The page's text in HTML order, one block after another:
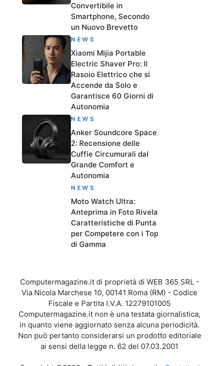
Convertibile in
Smartphone, Secondo
un Nuovo Brevetto
NEWS
Xiaomi Mijia Portable
Electric Shaver Pro: Il
Rasoio Elettrico che si
Accende da Solo e
Garantisce 60 Giorni di
Autonomia
NEWS
Anker Soundcore Space
2: Recensione delle
Cuffie Circumurali dal
Grande Comfort e
Autonomia
NEWS
Moto Watch Ultra:
Anteprima in Foto Rivela
Caratteristiche di Punta
per Competere con i Top
di Gamma
Computermagazine.it di proprietà di WEB 365 SRL -
Via Nicola Marchese 10, 00141 Roma (RM) - Codice
Fiscale e Partita I.V.A. 12279101005
Computermagazine.it non è una testata giornalistica,
in quanto viene aggiornato senza alcuna periodicità.
Non può pertanto considerarsi un prodotto editoriale
ai sensi della legge n. 62 del 07.03.2001